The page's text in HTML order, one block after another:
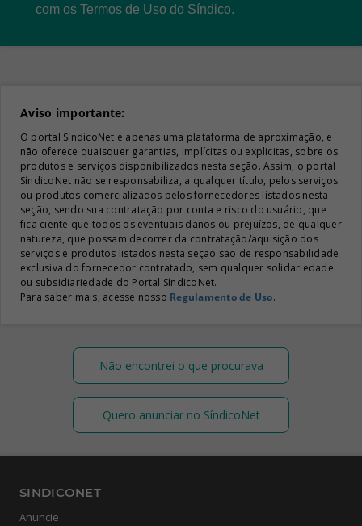
com os Termos de Uso do Síndico.
Aviso importante:
O portal SíndicoNet é apenas uma plataforma de aproximação, e
não oferece quaisquer garantias, implícitas ou explicitas, sobre os
produtos e serviços disponibilizados nesta seção. Assim, o portal
SíndicoNet não se responsabiliza, a qualquer título, pelos serviços
ou produtos comercializados pelos fornecedores listados nesta
seção, sendo sua contratação por conta e risco do usuário, que
fica ciente que todos os eventuais danos ou prejuízos, de qualquer
natureza, que possam decorrer da contratação/aquisição dos
serviços e produtos listados nesta seção são de responsabilidade
exclusiva do fornecedor contratado, sem qualquer solidariedade
ou subsidiariedade do Portal SíndicoNet.
Para saber mais, acesse nosso Regulamento de Uso.
Não encontrei o que procurava
Quero anunciar no SíndicoNet
SINDICONET
Anuncie